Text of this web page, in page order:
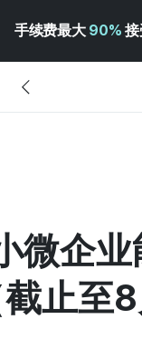
手续费最大 90%
微企
止至